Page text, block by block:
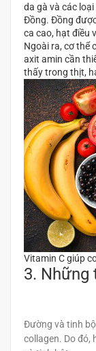
da gà và các
Đồng. Đồng
ca cao, hạt điều
Ngoài ra, cơ thể
axit amin cần
thấy trong thịt,
Vitamin C giúp
3. Những
Đường và tinh
collagen. Do đó,